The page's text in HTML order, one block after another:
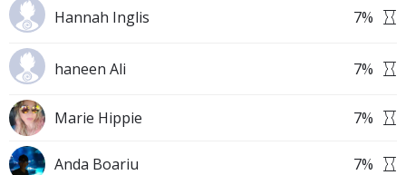
Hannah Inglis 7%
haneen Ali 7%
Marie Hippie 7%
Anda Boariu 7%